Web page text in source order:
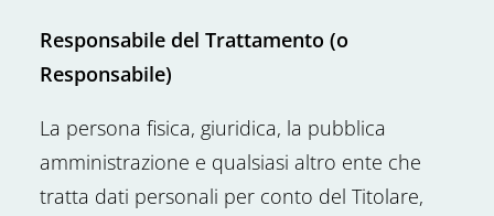
Responsabile del Trattamento (o
Responsabile)
La persona fisica, giuridica, la pubblica
amministrazione e qualsiasi altro ente che
tratta dati personali per conto del Titolare,